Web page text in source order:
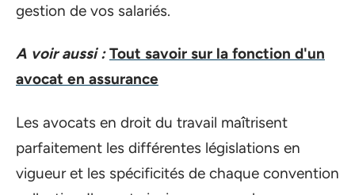
gestion de vos salariés.
A voir aussi : Tout savoir sur la fonction d'un
avocat en assurance
Les avocats en droit du travail maîtrisent
parfaitement les différentes législations en
vigueur et les spécificités de chaque convention